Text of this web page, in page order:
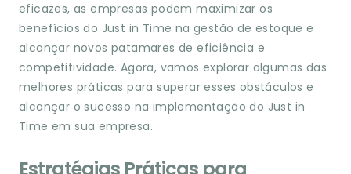
eficazes, as empresas podem maximizar os
benefícios do Just in Time na gestão de estoque e
alcançar novos patamares de eficiência e
competitividade. Agora, vamos explorar algumas das
melhores práticas para superar esses obstáculos e
alcançar o sucesso na implementação do Just in
Time em sua empresa.